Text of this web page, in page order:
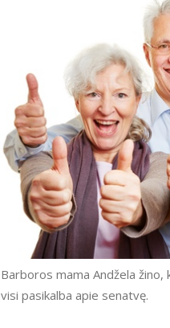
Barboros mama Andžela
visi pasikalba apie senatvę.